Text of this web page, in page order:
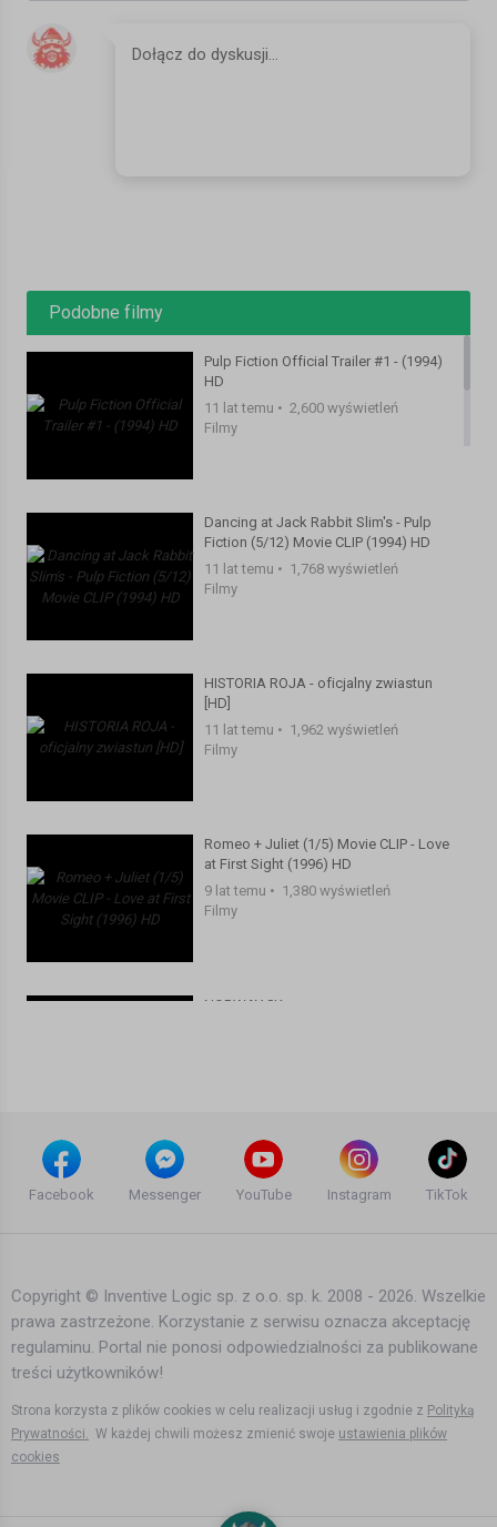
Cast : Billy Bob Thornton, Kathy Bates, Tony Cox
Release Date : 23 November 2016
Podobne filmy
Pulp Fiction Official Trailer #1 - (1994)
HD
11 lat temu • 2,600 wyświetleń
Filmy
Dancing at Jack Rabbit Slim's - Pulp
Fiction (5/12) Movie CLIP (1994) HD
11 lat temu • 1,768 wyświetleń
Filmy
HISTORIA ROJA - oficjalny zwiastun
[HD]
11 lat temu • 1,962 wyświetleń
Filmy
Romeo + Juliet (1/5) Movie CLIP - Love
at First Sight (1996) HD
9 lat temu • 1,380 wyświetleń
Filmy
NORWAY 8K
Hubal trailer
11 lat temu•1,904 wyświetleń
Chris Isaak - Baby Did a Bad Bad Thing
14 lat temu•2,147 wyświetleń
10 lat temu
Facebook Messenger YouTube Instagram TikTok
Copyright © Inventive Logic sp. z o.o. sp. k. 2008 - 2026. Wszelkie
prawa zastrzeżone. Korzystanie z serwisu oznacza akceptację
regulaminu. Portal nie ponosi odpowiedzialności za publikowane
treści użytkowników!
Strona korzysta z plików cookies w celu realizacji usług i zgodnie z Polityką
Prywatności. W każdej chwili możesz zmienić swoje ustawienia plików
cookies